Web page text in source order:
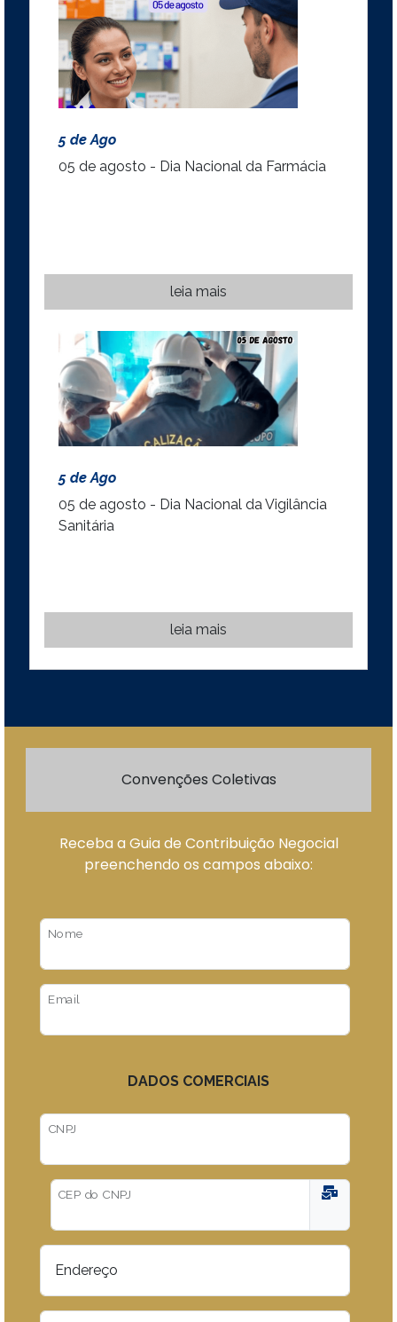
5 de Ago
05 de agosto - Dia Nacional da Farmácia
leia mais
5 de Ago
05 de agosto - Dia Nacional da Vigilância
Sanitária
leia mais
Convenções Coletivas
Receba a Guia de Contribuição Negocial
preenchendo os campos abaixo:
Nome
Email
DADOS COMERCIAIS
CNPJ
CEP do CNPJ
Endereço